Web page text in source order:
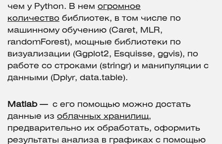
чем у Python. В нем огромное
количество библиотек, в том числе по
машинному обучению (Caret, MLR,
randomForest), мощные библиотеки по
визуализации (Ggplot2, Esquisse, ggvis), по
работе со строками (stringr) и манипуляции с
данными (Dplyr, data.table).
Matlab —
с его помощью можно достать
данные из облачных хранилищ,
предварительно их обработать, оформить
результаты анализа в графиках с помощью